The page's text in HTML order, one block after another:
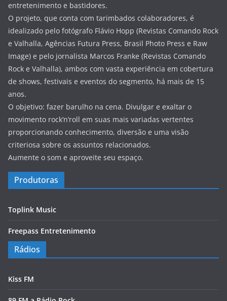
entretenimento e bastidores.
O projeto, que conta com tarimbados colaboradores, é
idealizado pelo fotógrafo Flávio Hopp (Revistas Comando Rock
e Valhalla, Agências Futura Press, Brasil Photo Press e Raw
Image) e pelo jornalista Marcos Franke (Revistas Comando
Rock e Valhalla), ambos com vasta experiência em cobertura
de shows, festivais e eventos do segmento, há mais de 15
anos.
O objetivo: fazer barulho na cena. Divulgar e exaltar o
movimento rock’n’roll em suas mais variadas vertentes
proporcionando conhecimento, diversão e uma visão
criteriosa sobre os assuntos relacionados.
Aumente o som e aproveite seu espaço.
Produtoras
Toplink Music
Freepass Entretenimento
Rádios
Kiss FM